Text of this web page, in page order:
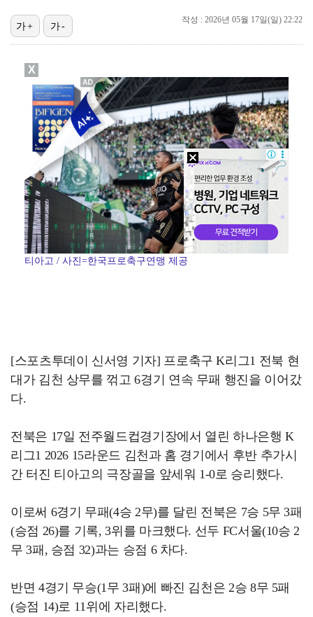
대한축구협회의 '심판 성접대'…최악의 경우 런던 올림픽…
폭발물 지킨 안보현, '악마 교관' 정은채와 재회(재벌…
대놓고 '심판 마사지'로 결재 받기도…최종 결재권자는 …
'1라운드 115위' 김민별, 2라운드 7타 줄이며 7…
외신까지 퍼지고 있는 축구협회 성접대 논란…2002 한…
작성 : 2026년 05월 17일(일) 22:22
가+ 가-
티아고 / 사진=한국프로축구연맹 제공
[스포츠투데이 신서영 기자] 프로축구 K리그1 전북 현
대가 김천 상무를 꺾고 6경기 연속 무패 행진을 이어갔
다.
전북은 17일 전주월드컵경기장에서 열린 하나은행 K
리그1 2026 15라운드 김천과 홈 경기에서 후반 추가시
간 터진 티아고의 극장골을 앞세워 1-0로 승리했다.
이로써 6경기 무패(4승 2무)를 달린 전북은 7승 5무 3패
(승점 26)를 기록, 3위를 마크했다. 선두 FC서울(10승 2
무 3패, 승점 32)과는 승점 6 차다.
반면 4경기 무승(1무 3패)에 빠진 김천은 2승 8무 5패
(승점 14)로 11위에 자리했다.
X